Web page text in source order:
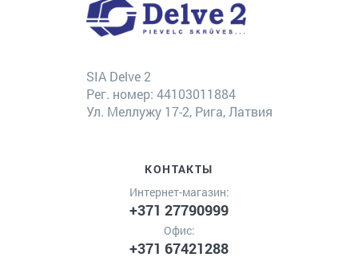
SIA Delve 2
Рег. номер: 44103011884
Ул. Меллужу 17-2, Рига, Латвия
КОНТАКТЫ
Интернет-магазин:
+371 27790999
Офис:
+371 67421288